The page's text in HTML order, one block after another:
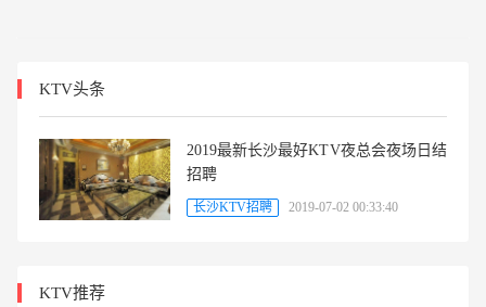
KTV头条
2019最新长沙最好KTV夜总会夜场日结
招聘
长沙KTV招聘 2019-07-02 00:33:40
KTV推荐